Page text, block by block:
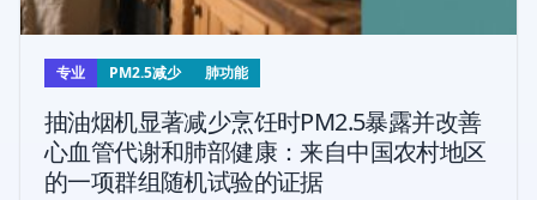
专业 PM2.5减少 肺功能
抽油烟机显著减少烹饪时PM2.5暴露并改善
心血管代谢和肺部健康：来自中国农村地区
的一项群组随机试验的证据